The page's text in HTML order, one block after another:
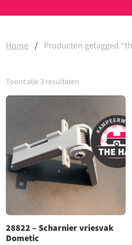
Home / Producten getagged
Toont alle 3 resultaten
28822 – Scharnier vriesvak
Dometic